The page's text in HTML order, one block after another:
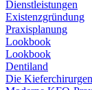
Dienstleistungen
Existenzgründung
Praxisplanung
Lookbook
Lookbook
Dentiland
Die Kieferchirurgen